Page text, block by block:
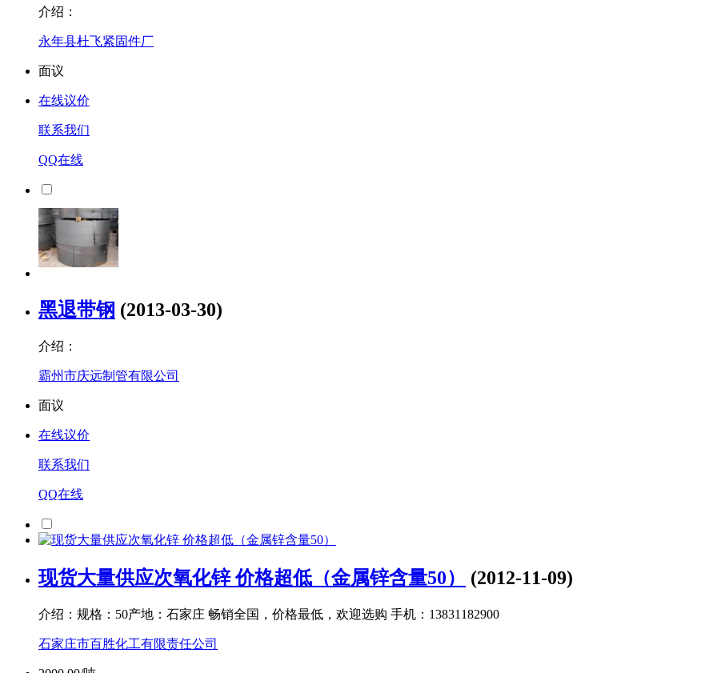
高频焊管销往全国
介绍：
永年县杜飞紧固件厂
面议
在线议价
联系我们
QQ在线
黑退带钢 (2013-03-30)
介绍：
霸州市庆远制管有限公司
面议
在线议价
联系我们
现货大量供应次氧化锌 价格超低（金属锌含量50）